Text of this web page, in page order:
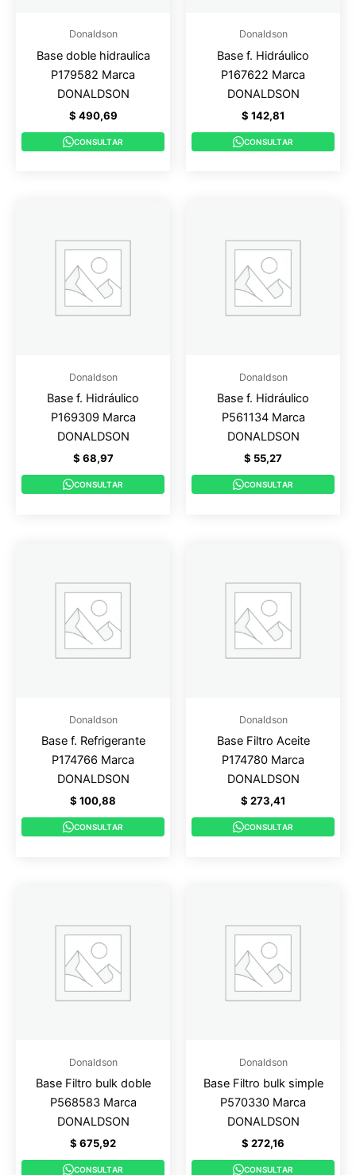
Donaldson
Base doble hidraulica
P179582 Marca
DONALDSON
$ 490,69
CONSULTAR
Donaldson
Base f. Hidráulico
P167622 Marca
DONALDSON
$ 142,81
CONSULTAR
Donaldson
Base f. Hidráulico
P169309 Marca
DONALDSON
$ 68,97
CONSULTAR
Donaldson
Base f. Hidráulico
P561134 Marca
DONALDSON
$ 55,27
CONSULTAR
Donaldson
Base f. Refrigerante
P174766 Marca
DONALDSON
$ 100,88
CONSULTAR
Donaldson
Base Filtro Aceite
P174780 Marca
DONALDSON
$ 273,41
CONSULTAR
Donaldson
Base Filtro bulk doble
P568583 Marca
DONALDSON
$ 675,92
CONSULTAR
Donaldson
Base Filtro bulk simple
P570330 Marca
DONALDSON
$ 272,16
CONSULTAR